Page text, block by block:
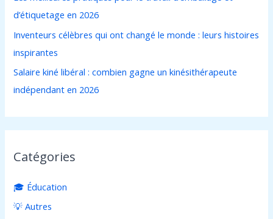
:
d’étiquetage en 2026
Inventeurs célèbres qui ont changé le monde : leurs histoires
inspirantes
Salaire kiné libéral : combien gagne un kinésithérapeute
indépendant en 2026
Catégories
🎓 Éducation
💡 Autres